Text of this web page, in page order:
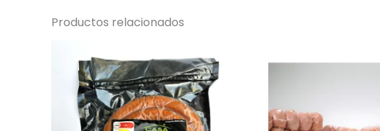
Productos relacionados